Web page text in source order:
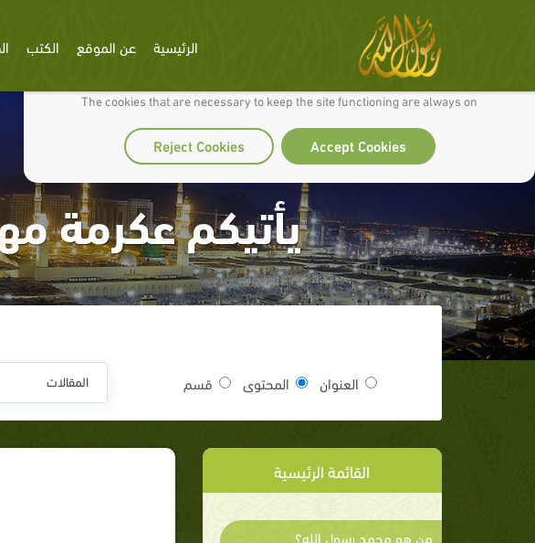
We use cookies to make our site work well for you and so we can continually improve it.
The cookies that are necessary to keep the site functioning are always on
Accept Cookies
Reject Cookies
الرئيسية عن الموقع الكتب
يأتيكم عكرمة
العنوان المحتوى قسم المقالات
القائمة الرئيسية
من هو محمد رسول الله؟